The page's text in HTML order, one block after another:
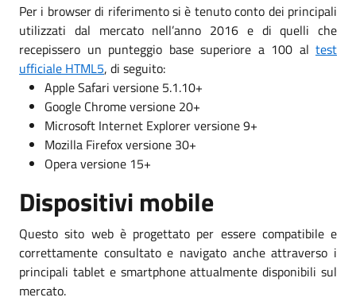
Per i browser di riferimento si è tenuto conto dei principali
utilizzati dal mercato nell’anno 2016 e di quelli che
recepissero un punteggio base superiore a 100 al test
ufficiale HTML5, di seguito:
Apple Safari versione 5.1.10+
Google Chrome versione 20+
Microsoft Internet Explorer versione 9+
Mozilla Firefox versione 30+
Opera versione 15+
Dispositivi mobile
Questo sito web è progettato per essere compatibile e
correttamente consultato e navigato anche attraverso i
principali tablet e smartphone attualmente disponibili sul
mercato.